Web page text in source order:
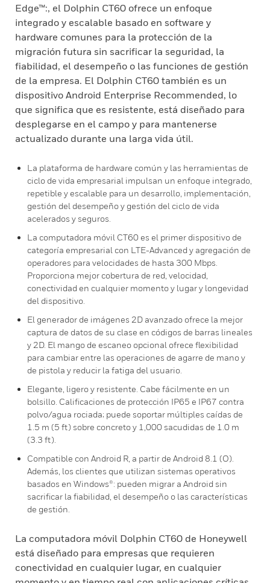
Edge™:, el Dolphin CT60 ofrece un enfoque
integrado y escalable basado en software y
hardware comunes para la protección de la
migración futura sin sacrificar la seguridad, la
fiabilidad, el desempeño o las funciones de gestión
de la empresa. El Dolphin CT60 también es un
dispositivo Android Enterprise Recommended, lo
que significa que es resistente, está diseñado para
desplegarse en el campo y para mantenerse
actualizado durante una larga vida útil.
La plataforma de hardware común y las herramientas de
ciclo de vida empresarial impulsan un enfoque integrado,
repetible y escalable para un desarrollo, implementación,
gestión del desempeño y gestión del ciclo de vida
acelerados y seguros.
La computadora móvil CT60 es el primer dispositivo de
categoría empresarial con LTE-Advanced y agregación de
operadores para velocidades de hasta 300 Mbps.
Proporciona mejor cobertura de red, velocidad,
conectividad en cualquier momento y lugar y longevidad
del dispositivo.
El generador de imágenes 2D avanzado ofrece la mejor
captura de datos de su clase en códigos de barras lineales
y 2D. El mango de escaneo opcional ofrece flexibilidad
para cambiar entre las operaciones de agarre de mano y
de pistola y reducir la fatiga del usuario.
Elegante, ligero y resistente. Cabe fácilmente en un
bolsillo. Calificaciones de protección IP65 e IP67 contra
polvo/agua rociada; puede soportar múltiples caídas de
1.5 m (5 ft) sobre concreto y 1,000 sacudidas de 1.0 m
(3.3 ft).
Compatible con Android R, a partir de Android 8.1 (O).
Además, los clientes que utilizan sistemas operativos
basados en Windows®: pueden migrar a Android sin
sacrificar la fiabilidad, el desempeño o las características
de gestión.
La computadora móvil Dolphin CT60 de Honeywell
está diseñado para empresas que requieren
conectividad en cualquier lugar, en cualquier